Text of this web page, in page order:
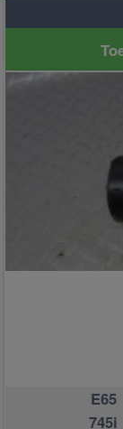
E65
745i